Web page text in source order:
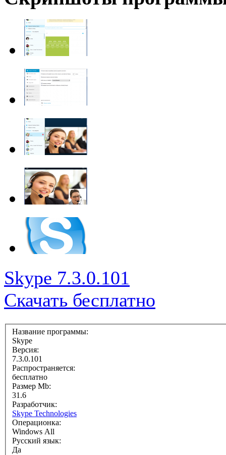
Skype 7.3.0.101
Скачать бесплатно
Название программы:
Skype
Версия:
7.3.0.101
Распространяется:
бесплатно
Размер Mb:
31.6
Разработчик:
Skype Technologies
Операционка:
Windows All
Русский язык:
Да